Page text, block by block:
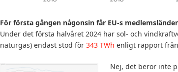
För första gången någonsin får EU-s
Under det första halvåret 2024 har sol- och
naturgas) endast stod för 343 TWh enligt rapport från
Nej, det beror inte